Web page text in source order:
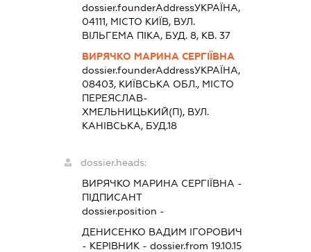
dossier.founderAddressУКРАЇНА,
04111, МІСТО КИЇВ, ВУЛ.
ВІЛЬГЕМА ПІКА, БУД. 8, КВ. 37
ВИРЯЧКО МАРИНА СЕРГІЇВНА
dossier.founderAddressУКРАЇНА,
08403, КИЇВСЬКА ОБЛ., МІСТО
ПЕРЕЯСЛАВ-
ХМЕЛЬНИЦЬКИЙ(П), ВУЛ.
КАНІВСЬКА, БУД.18
dossier.heads:
ВИРЯЧКО МАРИНА СЕРГІЇВНА -
ПІДПИСАНТ
dossier.position -
ДЕНИСЕНКО ВАДИМ ІГОРОВИЧ
- КЕРІВНИК - dossier.from 19.10.15